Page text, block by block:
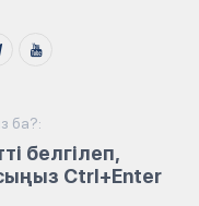
ба?:
белгілеп,
Ctrl+Enter